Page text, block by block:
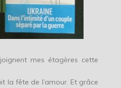
mes étagères cette
la fête de l’amour. Et grâce